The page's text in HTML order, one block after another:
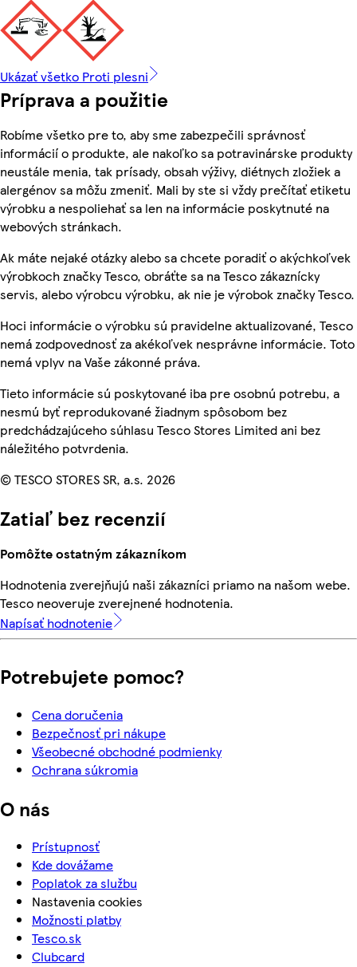
Ukázať všetko Proti plesni
Príprava a použitie
Robíme všetko pre to, aby sme zabezpečili správnosť
informácií o produkte, ale nakoľko sa potravinárske produkty
neustále menia, tak prísady, obsah výživy, diétnych zložiek a
alergénov sa môžu zmeniť. Mali by ste si vždy prečítať etiketu
výrobku a nespoliehať sa len na informácie poskytnuté na
webových stránkach.
Ak máte nejaké otázky alebo sa chcete poradiť o akýchkoľvek
výrobkoch značky Tesco, obráťte sa na Tesco zákaznícky
servis, alebo výrobcu výrobku, ak nie je výrobok značky Tesco.
Hoci informácie o výrobku sú pravidelne aktualizované, Tesco
nemá zodpovednosť za akékoľvek nesprávne informácie. Toto
nemá vplyv na Vaše zákonné práva.
Tieto informácie sú poskytované iba pre osobnú potrebu, a
nesmú byť reprodukované žiadnym spôsobom bez
predchádzajúceho súhlasu Tesco Stores Limited ani bez
náležitého potvrdenia.
© TESCO STORES SR, a.s. 2026
Zatiaľ bez recenzií
Pomôžte ostatným zákazníkom
Hodnotenia zverejňujú naši zákazníci priamo na našom webe.
Tesco neoveruje zverejnené hodnotenia.
Napísať hodnotenie
Potrebujete pomoc?
Cena doručenia
Bezpečnosť pri nákupe
Všeobecné obchodné podmienky
Ochrana súkromia
O nás
Prístupnosť
Kde dovážame
Poplatok za službu
Nastavenia cookies
Možnosti platby
Tesco.sk
Clubcard